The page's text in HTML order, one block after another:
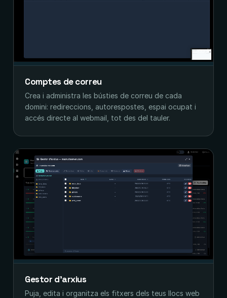
Comptes de correu
Crea i administra les bústies de correu de cada
domini: redireccions, autorespostes, espai ocupat i
accés directe al webmail, tot des del tauler.
Gestor d'arxius
Puja, edita i organitza els fitxers dels teus llocs web